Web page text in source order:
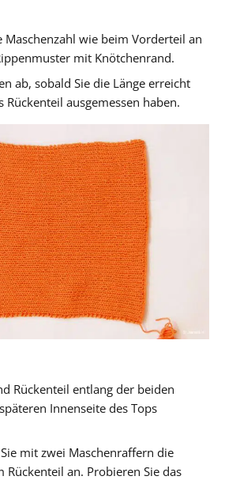
Maschenzahl wie beim Vorderteil an
mit Knötchenrand.
ab, sobald Sie die Länge erreicht
Rückenteil ausgemessen haben.
Rückenteil entlang der beiden
Innenseite des Tops
mit zwei Maschenraffern die
Rückenteil an. Probieren Sie das